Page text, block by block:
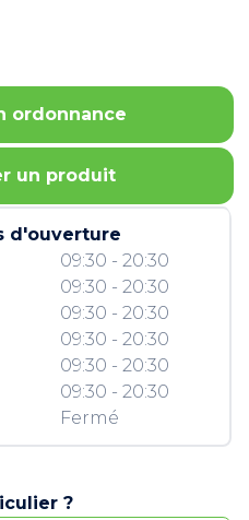
ordonnance
un produit
d'ouverture
09:30 - 20:30
09:30 - 20:30
09:30 - 20:30
09:30 - 20:30
09:30 - 20:30
09:30 - 20:30
Fermé
?